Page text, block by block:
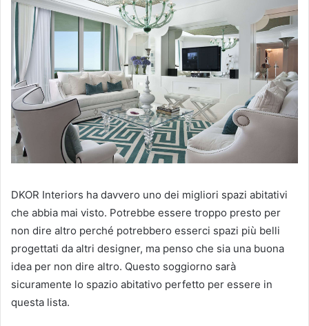
DKOR Interiors ha davvero uno dei migliori spazi abitativi
che abbia mai visto. Potrebbe essere troppo presto per
non dire altro perché potrebbero esserci spazi più belli
progettati da altri designer, ma penso che sia una buona
idea per non dire altro. Questo soggiorno sarà
sicuramente lo spazio abitativo perfetto per essere in
questa lista.